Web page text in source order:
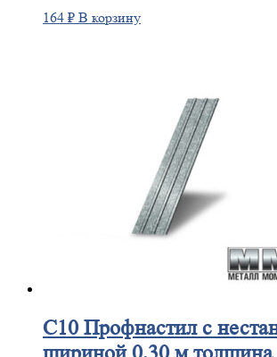
164 ₽ В корзину
С10Профнастил с